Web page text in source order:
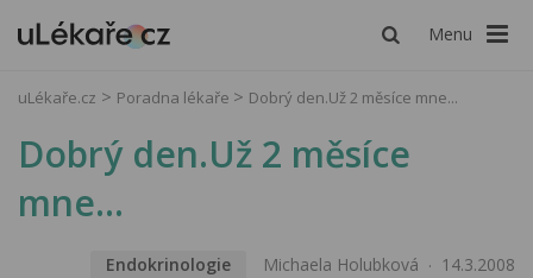
Menu
uLékaře.cz Poradna lékaře Dobrý den.Už 2 měsíce mne...
Dobrý den.Už 2 měsíce
mne...
Endokrinologie Michaela Holubková 14.3.2008